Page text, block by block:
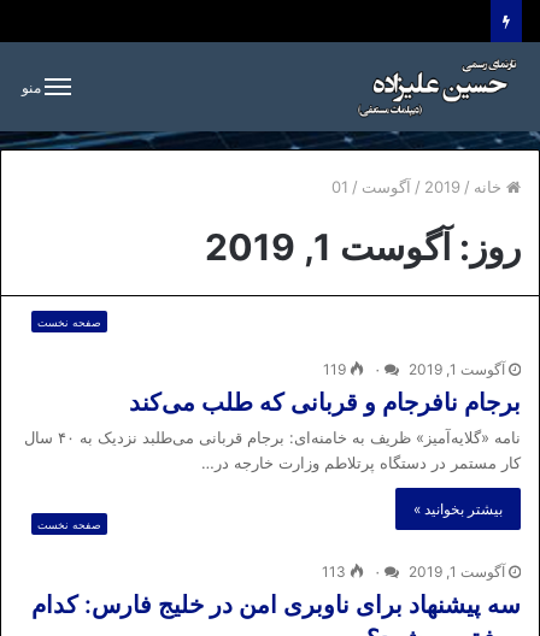
منو
خانه /
2019
/ آگوست /
01
روز: آگوست 1, 2019
صفحه نخست
آگوست 1, 2019 ۰ 119
برجام نافرجام و قربانی که طلب می‌کند
نامه «گلایه‌‌آمیز» ظریف به خامنه‌ای: برجام قربانی می‌طلبد نزدیک به ۴۰ سال
کار مستمر در دستگاه پرتلاطم وزارت خارجه‌ در…
بیشتر بخوانید »
صفحه نخست
آگوست 1, 2019 ۰ 113
سه پیشنهاد برای ناوبری امن در خلیج فارس: کدام